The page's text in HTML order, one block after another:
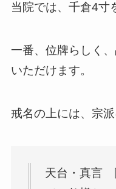
当院では、千倉4寸
一番、位牌らしく
いただけます。
戒名の上には、宗
天台・真言